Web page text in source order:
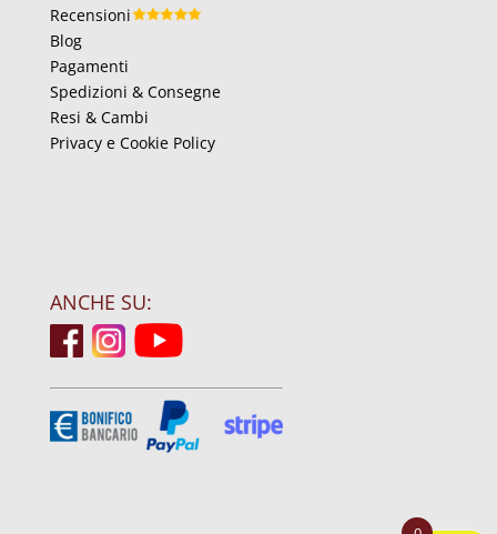
Recensioni
Blog
Pagamenti
Spedizioni & Consegne
Resi & Cambi
Privacy e Cookie Policy
ANCHE SU: